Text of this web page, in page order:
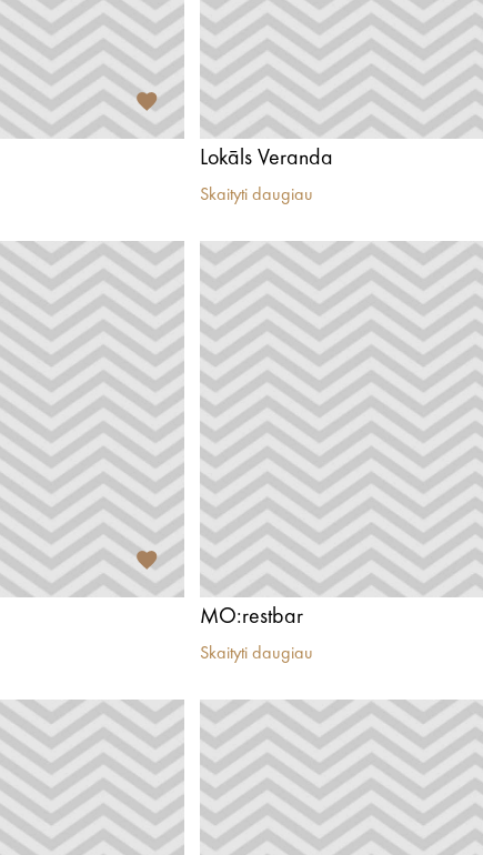
Lokāls Veranda
Skaityti daugiau
MO:restbar
Skaityti daugiau